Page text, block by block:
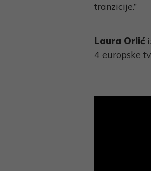
tranzicije.”
Laura Orlić
4 europske